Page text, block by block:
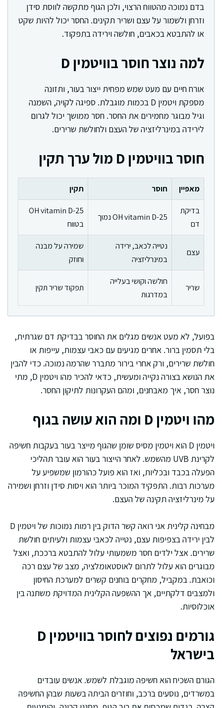
בדם נמוכה מהטווח הרצוי, ולכן הגוף מתקשה לווסת סידן
וזרחן ולשמור על עצם ושריר תקינים. החסר יכול להיות שקט
או להתבטא בכאבים, חולשה וירידה בתפקוד.
למה נוצר חוסר בוויטמין D
אורח חיים עם מעט שמש מפחית ייצור בעור, ותזונה
מספקת ויטמין D בכמות מוגבלת. ספיגה לקויה, השמנה
וגיל מבוגר מחמירים את החסר. חסר ממושך יכול לגרום
לירידה במינרליזציה של העצם ולחולשת שרירים.
חוסר בוויטמין D מול ערך תקין
מאפיין חוסר
תקין
בדיקת
דם
25-OH vitamin D נמוך
25-OH vitamin D
בטווח
עצם
נטייה לכאב, ירידה
במינרליזציה
שמירה על מבנה
וחוזק
שריר
חולשה וקושי בעלייה
במדרגות
תפקוד שריר תקין
בפועל, לא מעט אנשים מגלים את החוסר בבדיקת דם שגרתית,
בלי תסמין ברור. אחרים מגיעים עם כאבי עצמות, עייפות או
חולשת שרירים, ורק אחרי בירור מתברר שהרמה נמוכה. כדי להבין
את הנושא בצורה נקייה ומעשית, כדאי להכיר מהו ויטמין D, מתי
נוצר חסר, איך מאבחנים, ומהם העקרונות לתיקון החסר.
מהו ויטמין D ומה הוא עושה בגוף
ויטמין D הוא ויטמין מסיס שומן שהגוף מייצר בעור בעקבות חשיפה
לקרינת UVB מהשמש. לאחר הייצור בעור הוא עובר תהליכי
הפעלה בכבד ובכליות, ואז הוא פועל כהורמון שמשפיע על
מערכות רבות. התפקיד המוכר ביותר הוא ויסות סידן וזרחן ושמירה
על מינרליזציה תקינה של העצם.
מבחינה קלינית אני רואה קשר הדוק בין רמות נמוכות של ויטמין D
לבין ירידה בצפיפות עצם, נטייה לכאבי עצמות ולעיתים חולשת
שרירים. אצל ילדים חסר משמעותי עלול להתבטא ברככת, ואצל
מבוגרים הוא עלול לתרום לאוסטאומלציה, מצב של עצם רכה
וכואבת. במקביל, מחקרים בוחנים קשרים למערכת החיסון
ולמצבים דלקתיים, אך ההשפעה הקלינית המדויקת משתנה בין
אוכלוסיות.
גורמים נפוצים לחוסר בוויטמין D
בישראל
הגורם השכיח הוא חשיפה מוגבלת לשמש. אנשים עובדים
במשרדים, נוסעים ברכב, וחוזרים הביתה בשעות שבהן החשיפה